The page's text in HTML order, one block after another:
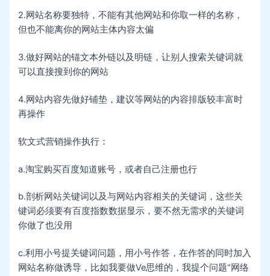
2.网站名称要独特，不能有其他网站和你取一样的名称，
但也不能离你的网站主体内容太偏
3.做好网站的锚文本外链以及明链，让别人搜索关键词就
可以直接搜到你的网站
4.网站内容先做好铺垫，建议等网站的内容排版较丰富时
再操作
软文式营销操作执行：
a.淘宝购买百度知道账号，或者自己注册也行
b.剖析网站关键词以及与网站内容相关的关键词，这些关
键词必须要有百度指数数据显示，要不然无需求的关键词
你做了也没用
c.利用小号提关键词问题，用小号作答，在作答的同时加入
网站名称做诱导，比如我要做Ve思维的，我提个问题“网络